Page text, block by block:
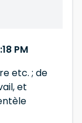
PM
etc. ; de
et